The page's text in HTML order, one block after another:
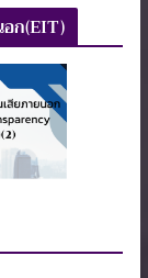
ก(EIT)